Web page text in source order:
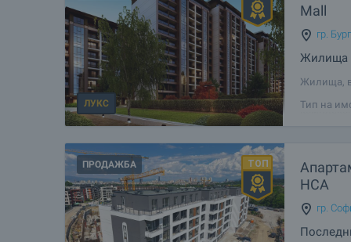
ЛУКС
Mall
гр.
Жилища
Жилища, в
Тип на
ПРОДАЖБА
НСА
гр.